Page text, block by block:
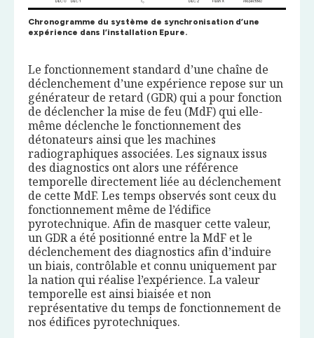
Chronogramme du système de synchronisation d’une
expérience dans l’installation Epure.
Le fonctionnement standard d’une chaîne de
déclenchement d’une expérience repose sur un
générateur de retard (GDR) qui a pour fonction
de déclencher la mise de feu (MdF) qui elle-
même déclenche le fonctionnement des
détonateurs ainsi que les machines
radiographiques associées. Les signaux issus
des diagnostics ont alors une référence
temporelle directement liée au déclenchement
de cette MdF. Les temps observés sont ceux du
fonctionnement même de l’édifice
pyrotechnique. Afin de masquer cette valeur,
un GDR a été positionné entre la MdF et le
déclenchement des diagnostics afin d’induire
un biais, contrôlable et connu uniquement par
la nation qui réalise l’expérience. La valeur
temporelle est ainsi biaisée et non
représentative du temps de fonctionnement de
nos édifices pyrotechniques.